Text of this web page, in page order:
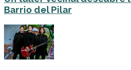
Barrio del Pilar